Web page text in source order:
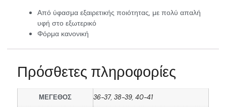
Από ύφασμα εξαιρετικής ποιότητας, με πολύ απαλή
υφή στο εξωτερικό
Φόρμα κανονική
Πρόσθετες πληροφορίες
ΜΕΓΕΘΟΣ 36-37, 38-39, 40-41